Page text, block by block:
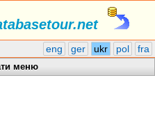
eng ger ukr pol fra
меню